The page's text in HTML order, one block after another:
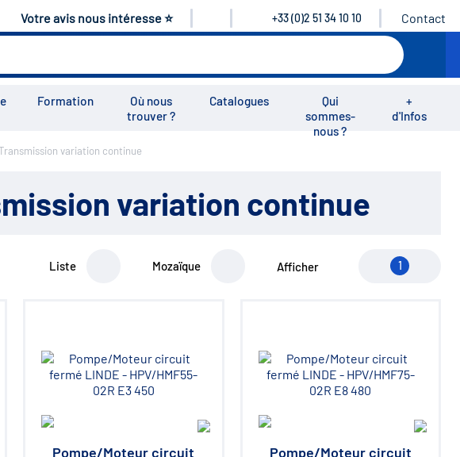
Votre avis nous intéresse ⭐ +33 (0)2 51 34 10 10 Contact
Formation
Où nous
trouver ?
Catalogues
Qui
sommes-
nous ?
+
d'Infos
Vidéos
variation continue
variation continue
Liste Mozaïque Afficher 1
Pompe/Moteur circuit
Pompe/Moteur circuit